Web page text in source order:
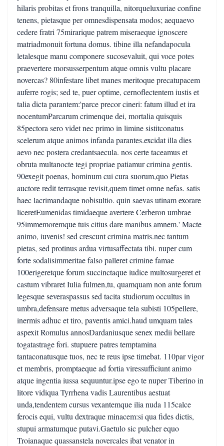
hilaris probitas et frons tranquilla, nitorqueluxuriae confine
tenens, pietasque per omnesdispensata modos; aequaevo
cedere fratri 75mirarique patrem miseraeque ignoscere
matriadmonuit fortuna domus. tibine illa nefandapocula
letalesque manu componere sucosevaluit, qui voce potes
praevertere morsusserpentum atque omnis vultu placare
novercas? 80infestare libet manes meritoque precatupacem
auferre rogis; sed te, puer optime, cernoflectentem iustis et
talia dicta parantem:'parce precor cineri: fatum illud et ira
nocentumParcarum crimenque dei, mortalia quisquis
85pectora sero videt nec primo in limine sistitconatus
scelerum atque animos infanda parantes.excidat illa dies
aevo nec postera credantsaecula. nos certe taceamus et
obruta multanocte tegi propriae patiamur crimina gentis.
90exegit poenas, hominum cui cura suorum,quo Pietas
auctore redit terrasque revisit,quem timet omne nefas. satis
haec lacrimandaque nobisultio. quin saevas utinam exorare
liceretEumenidas timidaeque avertere Cerberon umbrae
95immemoremque tuis citius dare manibus amnem.' Macte
animo, iuvenis! sed crescunt crimina matris.nec tantum
pietas, sed protinus ardua virtusaffectata tibi. nuper cum
forte sodalisimmeritae falso palleret crimine famae
100erigeretque forum succinctaque iudice multosurgeret et
castum vibraret Iulia fulmen,tu, quamquam non ante forum
legesque severaspassus sed tacita studiorum occultus in
umbra,defensare metus adversaque tela subisti 105pellere,
inermis adhuc et tiro, paventis amici.haud umquam tales
aspexit Romulus annosDardaniusque senex medii bellare
togatastrage fori. stupuere patres temptamina
tantaconatusque tuos, nec te reus ipse timebat. 110par vigor
et membris, promptaeque ad fortia viressufficiunt animo
atque ingentia iussa sequuntur.ipse ego te nuper Tiberino in
litore vidiqua Tyrrhena vadis Laurentibus aestuat
unda,tendentem cursus vexantemque ilia nuda 115calce
ferocis equi, vultu dextraque minacem:si qua fides dictis,
stupui armatumque putavi.Gaetulo sic pulcher equo
Troianaque quassanstela novercales ibat venator in